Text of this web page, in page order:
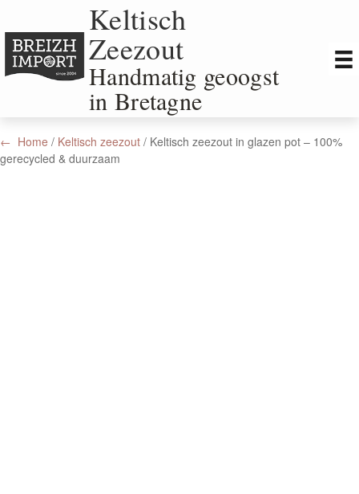
Keltisch
Zeezout
Handmatig geoogst
in Bretagne
Home / Keltisch zeezout / Keltisch zeezout in glazen pot – 100%
gerecycled & duurzaam
Zomersluiting: van 08 Juli t/m 29 juli 2026. Online bestellen kan
tijdens de zomersluiting maar jouw bestelling wordt dan pas na
29 Juli verzonden.